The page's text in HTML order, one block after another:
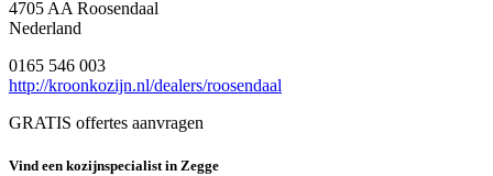
4705 AA Roosendaal
Nederland
0165 546 003
http://kroonkozijn.nl/dealers/roosendaal
GRATIS offertes aanvragen
Vind een kozijnspecialist in Zegge